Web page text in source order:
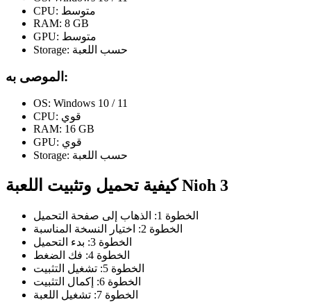
CPU: متوسط
RAM: 8 GB
GPU: متوسط
Storage: حسب اللعبة
الموصى به:
OS: Windows 10 / 11
CPU: قوي
RAM: 16 GB
GPU: قوي
Storage: حسب اللعبة
كيفية تحميل وتثبيت اللعبة Nioh 3
الخطوة 1: الذهاب إلى صفحة التحميل
الخطوة 2: اختيار النسخة المناسبة
الخطوة 3: بدء التحميل
الخطوة 4: فك الضغط
الخطوة 5: تشغيل التثبيت
الخطوة 6: إكمال التثبيت
الخطوة 7: تشغيل اللعبة